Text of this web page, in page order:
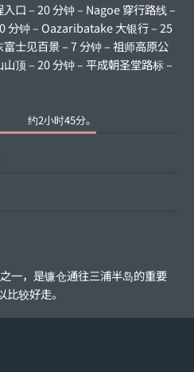
口 – 20 分钟 – Nagoe 穿行路线 –
分钟 – Oazaribatake 大银行 – 25
士见百景 – 7 分钟 – 祖师高原公
顶 – 20 分钟 – 平成朝圣堂路标 –
约2小时45分。
一，是镰仓通往三浦半岛的重要
较好走。